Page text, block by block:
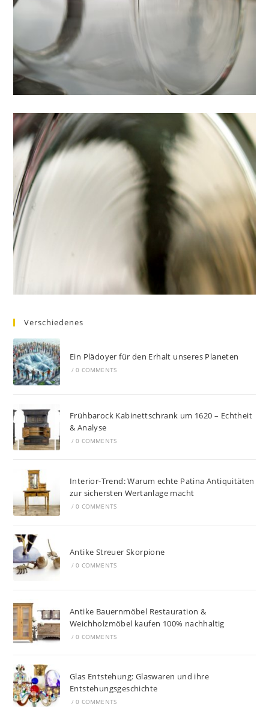
Verschiedenes
Ein Plädoyer für den Erhalt unseres Planeten
/ 0 COMMENTS
Frühbarock Kabinettschrank um 1620 – Echtheit
& Analyse
/ 0 COMMENTS
Interior-Trend: Warum echte Patina Antiquitäten
zur sichersten Wertanlage macht
/ 0 COMMENTS
Antike Streuer Skorpione
/ 0 COMMENTS
Antike Bauernmöbel Restauration &
Weichholzmöbel kaufen 100% nachhaltig
/ 0 COMMENTS
Glas Entstehung: Glaswaren und ihre
Entstehungsgeschichte
/ 0 COMMENTS